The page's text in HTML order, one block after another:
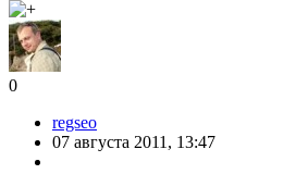
0
regseo
07 августа 2011, 13:47